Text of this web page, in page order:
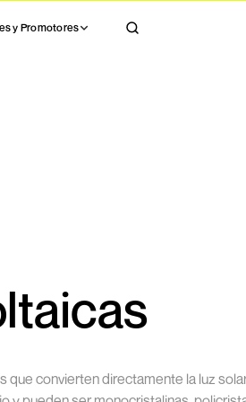
y Promotores
convierten directamente la luz